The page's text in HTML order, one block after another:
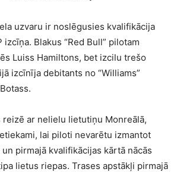
uzvaru ir noslēgusies kvalifikācija
izcīņa. Blakus “Red Bull” pilotam
Luiss Hamiltons, bet izcilu trešo
izcīnīja debitants no “Williams”
reizē ar nelielu lietutiņu Monreālā,
lai piloti nevarētu izmantot
pirmajā kvalifikācijas kārtā nācās
lietus riepas. Trases apstākļi pirmajā